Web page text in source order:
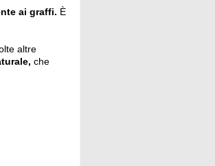
ai graffi. È
altre
che